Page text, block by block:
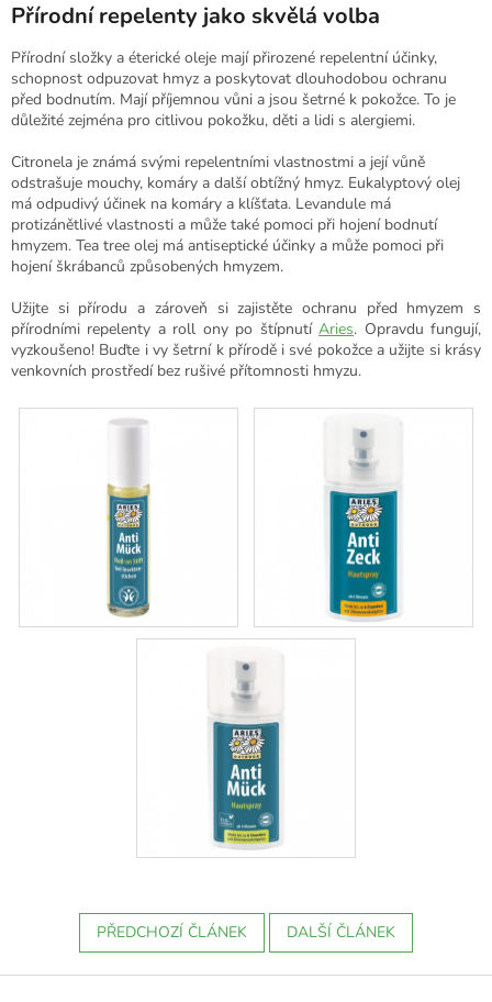
Přírodní repelenty jako skvělá volba
Přírodní složky a éterické oleje mají přirozené repelentní účinky,
schopnost odpuzovat hmyz a poskytovat dlouhodobou ochranu
před bodnutím. Mají příjemnou vůni a jsou šetrné k pokožce. To je
důležité zejména pro citlivou pokožku, děti a lidi s alergiemi.
Citronela je známá svými repelentními vlastnostmi a její vůně
odstrašuje mouchy, komáry a další obtížný hmyz. Eukalyptový olej
má odpudivý účinek na komáry a klíšťata. Levandule má
protizánětlivé vlastnosti a může také pomoci při hojení bodnutí
hmyzem. Tea tree olej má antiseptické účinky a může pomoci při
hojení škrábanců způsobených hmyzem.
Užijte si přírodu a zároveň si zajistěte ochranu před hmyzem s
přírodními repelenty a roll ony po štípnutíAries. Opravdu fungují,
vyzkoušeno! Buďte i vy šetrní k přírodě i své pokožce a užijte si krásy
venkovních prostředí bez rušivé přítomnosti hmyzu.
PŘEDCHOZÍ ČLÁNEK DALŠÍ ČLÁNEK
Z